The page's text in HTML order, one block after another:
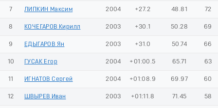
7 ЛИПКИН Максим 2004 +27.2 48.81 72
8 КОЧЕГАРОВ Кирилл 2003 +30.1 50.28 69
9 ЕДЫГАРОВ Ян 2003 +31.0 50.74 66
10 ГУСАК Егор 2004 +01:00.5 65.71 63
11 ИГНАТОВ Сергей 2004 +01:08.9 69.97 60
12 ШВЫРЕВ Иван 2003 +01:11.8 71.45 58